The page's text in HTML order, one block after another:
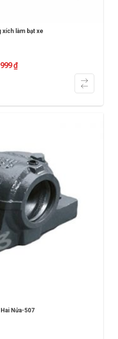
xích làm bạt xe
999₫
Nửa-507